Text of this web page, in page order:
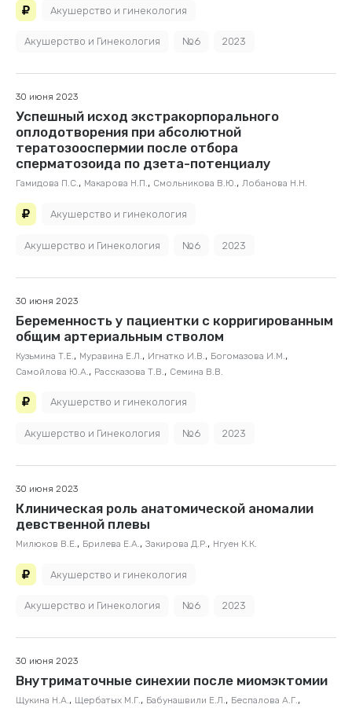
Акушерство и гинекология
Акушерство и Гинекология №6 2023
30 июня 2023
Успешный исход экстракорпорального
оплодотворения при абсолютной
тератозооспермии после отбора
сперматозоида по дзета-потенциалу
Гамидова П.С., Макарова Н.П., Смольникова В.Ю., Лобанова Н.Н.
Акушерство и гинекология
Акушерство и Гинекология №6 2023
30 июня 2023
Беременность у пациентки с корригированным
общим артериальным стволом
Кузьмина Т.Е. , Муравина Е.Л. , Игнатко И.В. , Богомазова И.М. ,
Самойлова Ю.А. , Рассказова Т.В. , Семина В.В.
Акушерство и гинекология
Акушерство и Гинекология №6 2023
30 июня 2023
Клиническая роль анатомической аномалии
девственной плевы
Милюков В.Е., Брилева Е.А., Закирова Д.Р., Нгуен К.К.
Акушерство и гинекология
Акушерство и Гинекология №6 2023
30 июня 2023
Внутриматочные синехии после миомэктомии
Щукина Н.А., Щербатых М.Г., Бабунашвили Е.Л., Беспалова А.Г.,